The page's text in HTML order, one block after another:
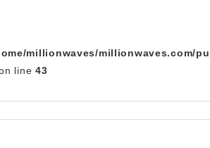
millionwaves/millionwaves.com/
line43